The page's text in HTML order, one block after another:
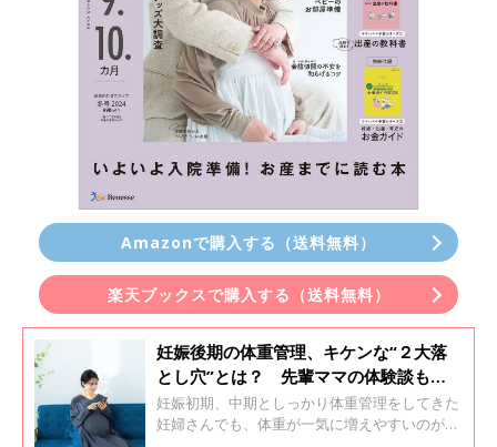
Amazonで購入する（送料無料）
楽天ブックスで購入する（送料無料）
妊娠後期の体重管理、キケンな“２大落
とし穴”とは？ 先輩ママの体験談も
【産婦人科医】
妊娠初期、中期としっかり体重管理をしてきた
妊婦さんでも、体重が一気に増えやすいのが妊